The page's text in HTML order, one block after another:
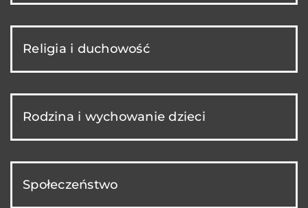
Religia i duchowość
Rodzina i wychowanie dzieci
Społeczeństwo